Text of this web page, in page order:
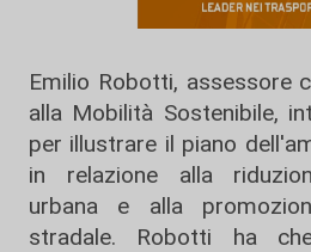
Emilio Robotti, assessore
alla Mobilità Sostenibile,
per illustrare il piano
in relazione alla
urbana e alla
stradale. Robotti ha